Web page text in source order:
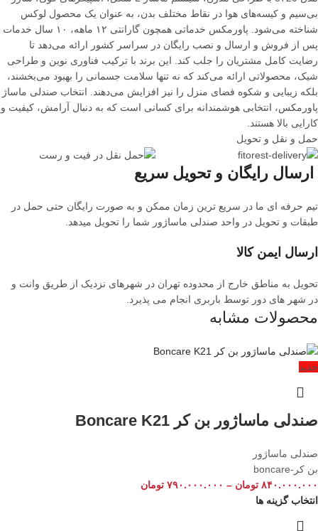
بی‌سیم و کیسه‌های هوا در نقاط مختلف بدن، به عنوان یک محصول لوکس
شناخته می‌شود. پاورمکس خدماتی همچون گارانتی ۱۲ ماهه، ۱۰ سال خدمات
پس از فروش و ارسال و نصب رایگان در سراسر کشور ارائه می‌دهد تا
رضایت کامل مشتریان را جلب کند. این برند با ترکیب فناوری نوین و طراحی
شیک، محصولاتی ارائه می‌کند که نه تنها سلامت جسمانی را بهبود می‌بخشند،
بلکه زیبایی و شکوه فضای منزل را نیز افزایش می‌دهند. انتخاب صندلی ماساژ
پاورمکس، انتخابی هوشمندانه برای کسانی است که به دنبال آرامش، کیفیت و
کارایی بالا هستند.
حمل و نقل و تحویل
ارسال رایگان و تحویل سریع
تیم حرفه ای ما در سریع ترین زمان ممکن و به صورت رایگان حتی حمل در
طبقات و تحویل در واحد صندلی ماساژور شما را تحویل میدهد.
ارسال ایمن کالا
تحویل به مناطق خارج از محدوده تهران در شهرهای نزدیک از طریق وانت و
در شهر های دور توسط باربری انجام می پذیرد.
محصولات مشابه
جدید
صندلی ماساژور بن کر Boncare K21
صندلی ماساژور
بن کر-boncare
۸۴۰.۰۰۰.۰۰۰ تومان – ۷۹۰.۰۰۰.۰۰۰ تومان
انتخاب گزینه ها